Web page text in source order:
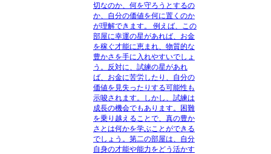
切なのか、何を守ろうとするの
か、自分の価値を何に置くのか
が理解できます。 例えば、この
部屋に幸運の星があれば、お金
を稼ぐ才能に恵まれ、物質的な
豊かさを手に入れやすいでしょ
う。反対に、試練の星があれ
ば、お金に苦労したり、自分の
価値を見失ったりする可能性も
示唆されます。しかし、試練は
成長の機会でもあります。困難
を乗り越えることで、真の豊か
さとは何かを学ぶことができる
でしょう。第二の部屋は、自分
自身の才能や能力をどう活かす